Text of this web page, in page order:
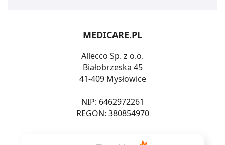
MEDICARE.PL
Allecco Sp. z o.o.
Białobrzeska 45
41-409 Mysłowice
NIP: 6462972261
REGON: 380854970